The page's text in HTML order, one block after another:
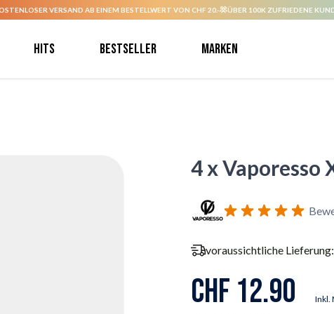
VERSAND AB EINEM BESTELLWERT VON CHF 20.- ÜBER 100K ZUFRIEDENE
Hits Bestseller Marken
4 x Vaporesso
voraussichtliche Lieferung:
CHF 12.90 Inkl.